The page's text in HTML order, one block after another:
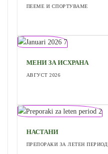
ПЕЕМЕ И СПОРТУВАМЕ
МЕНИ ЗА ИСХРАНА
АВГУСТ 2026
НАСТАНИ
ПРЕПОРАКИ ЗА ЛЕТЕН ПЕРИОД